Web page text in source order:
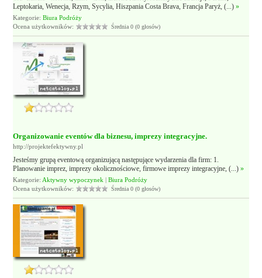
Leptokaria, Wenecja, Rzym, Sycylia, Hiszpania Costa Brava, Francja Paryż, (...)»
Kategorie:Biura Podróży
Ocena użytkowników:
Średnia 0 (0 głosów)
Organizowanie eventów dla biznesu, imprezy integracyjne.
http://projektefektywny.pl
Jesteśmy grupą eventową organizującą następujące wydarzenia dla firm: 1.
Planowanie imprez, imprezy okolicznościowe, firmowe imprezy integracyjne, (...)»
Kategorie: Aktywny wypoczynek |Biura Podróży
Ocena użytkowników:
Średnia 0 (0 głosów)